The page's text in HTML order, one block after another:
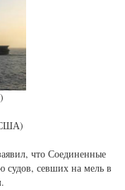
США)
что Соединенные
севших на мель в